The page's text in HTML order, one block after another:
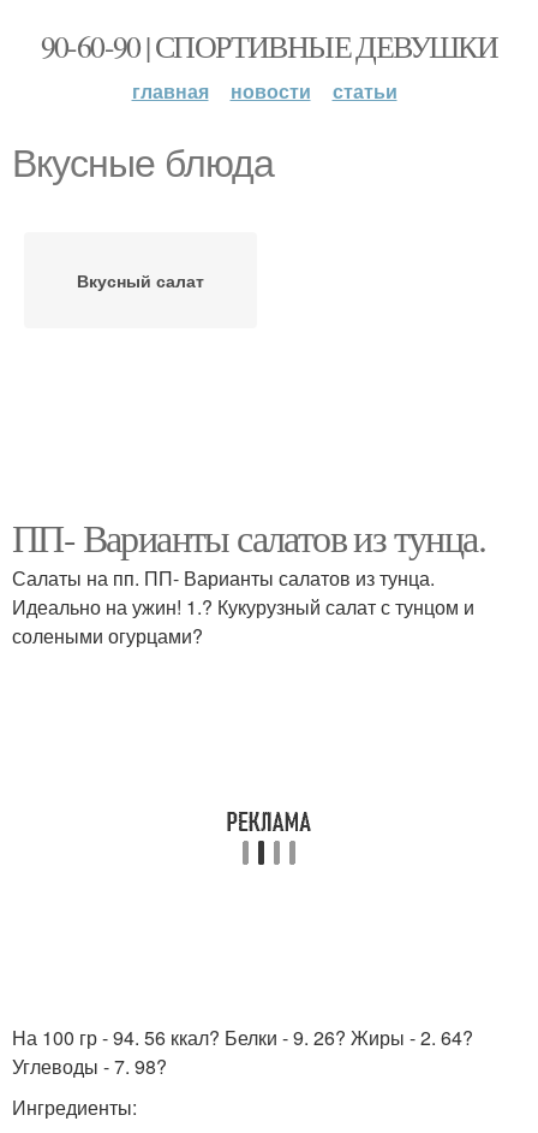
90-60-90 | СПОРТИВНЫЕ ДЕВУШКИ
главная новости статьи
Вкусные блюда
Вкусный салат
ПП- Варианты салатов из тунца.
Салаты на пп. ПП- Варианты салатов из тунца.
Идеально на ужин! 1.? Кукурузный салат с тунцом и
солеными огурцами?
На 100 гр - 94. 56 ккал? Белки - 9. 26? Жиры - 2. 64?
Углеводы - 7. 98?
Ингредиенты: